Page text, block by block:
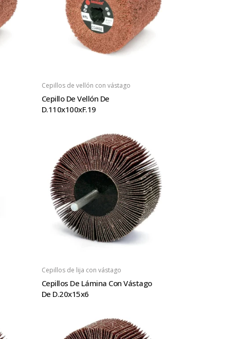
Cepillos de vellón con vástago
Cepillo De Vellón De
D.110x100xF.19
Cepillos de lija con vástago
Cepillos De Lámina Con Vástago
De D.20x15x6